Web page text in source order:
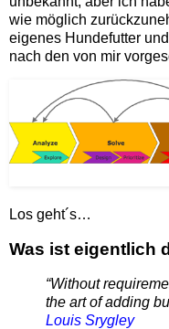
wie möglich
eigenes Hundefutter
nach den von mir
Los geht´s…
Was ist eigentlich
“Without
the art of adding
Louis Srygley